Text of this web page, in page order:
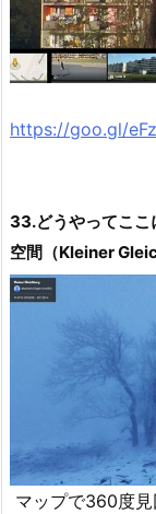
https://goo.gl/
33.どうやってここ
空間（Kleiner
マップで360度見